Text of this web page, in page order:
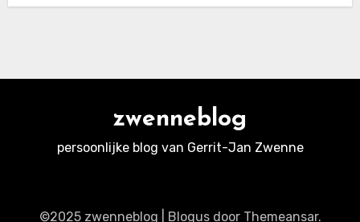
zwenneblog
persoonlijke blog van Gerrit-Jan Zwenne
©2025 zwenneblog Blogusdoor Themeansar.